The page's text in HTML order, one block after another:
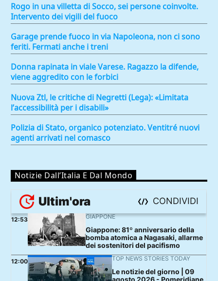
Rogo in una villetta di Socco, sei persone coinvolte.
Intervento dei vigili del fuoco
Garage prende fuoco in via Napoleona, non ci sono
feriti. Fermati anche i treni
Donna rapinata in viale Varese. Ragazzo la difende,
viene aggredito con le forbici
Nuova Ztl, le critiche di Negretti (Lega): «Limitata
l’accessibilità per i disabili»
Polizia di Stato, organico potenziato. Ventitré nuovi
agenti arrivati nel comasco
Notizie Dall’Italia E Dal Mondo